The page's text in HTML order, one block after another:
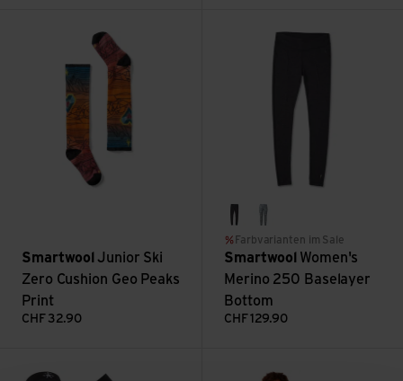
Smartwool Junior Ski
Zero Cushion Geo Peaks
Print
CHF 32.90
charcoal heather
nightfall deco floral
Farbvarianten im Sale
Smartwool Women's
Merino 250 Baselayer
Bottom
CHF 129.90